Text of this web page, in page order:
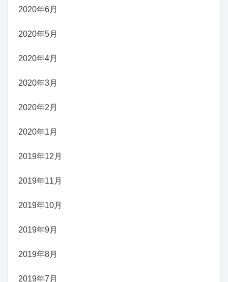
2020年6月
2020年5月
2020年4月
2020年3月
2020年2月
2020年1月
2019年12月
2019年11月
2019年10月
2019年9月
2019年8月
2019年7月